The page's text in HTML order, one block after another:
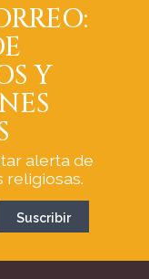
Y
alerta de
religiosas.